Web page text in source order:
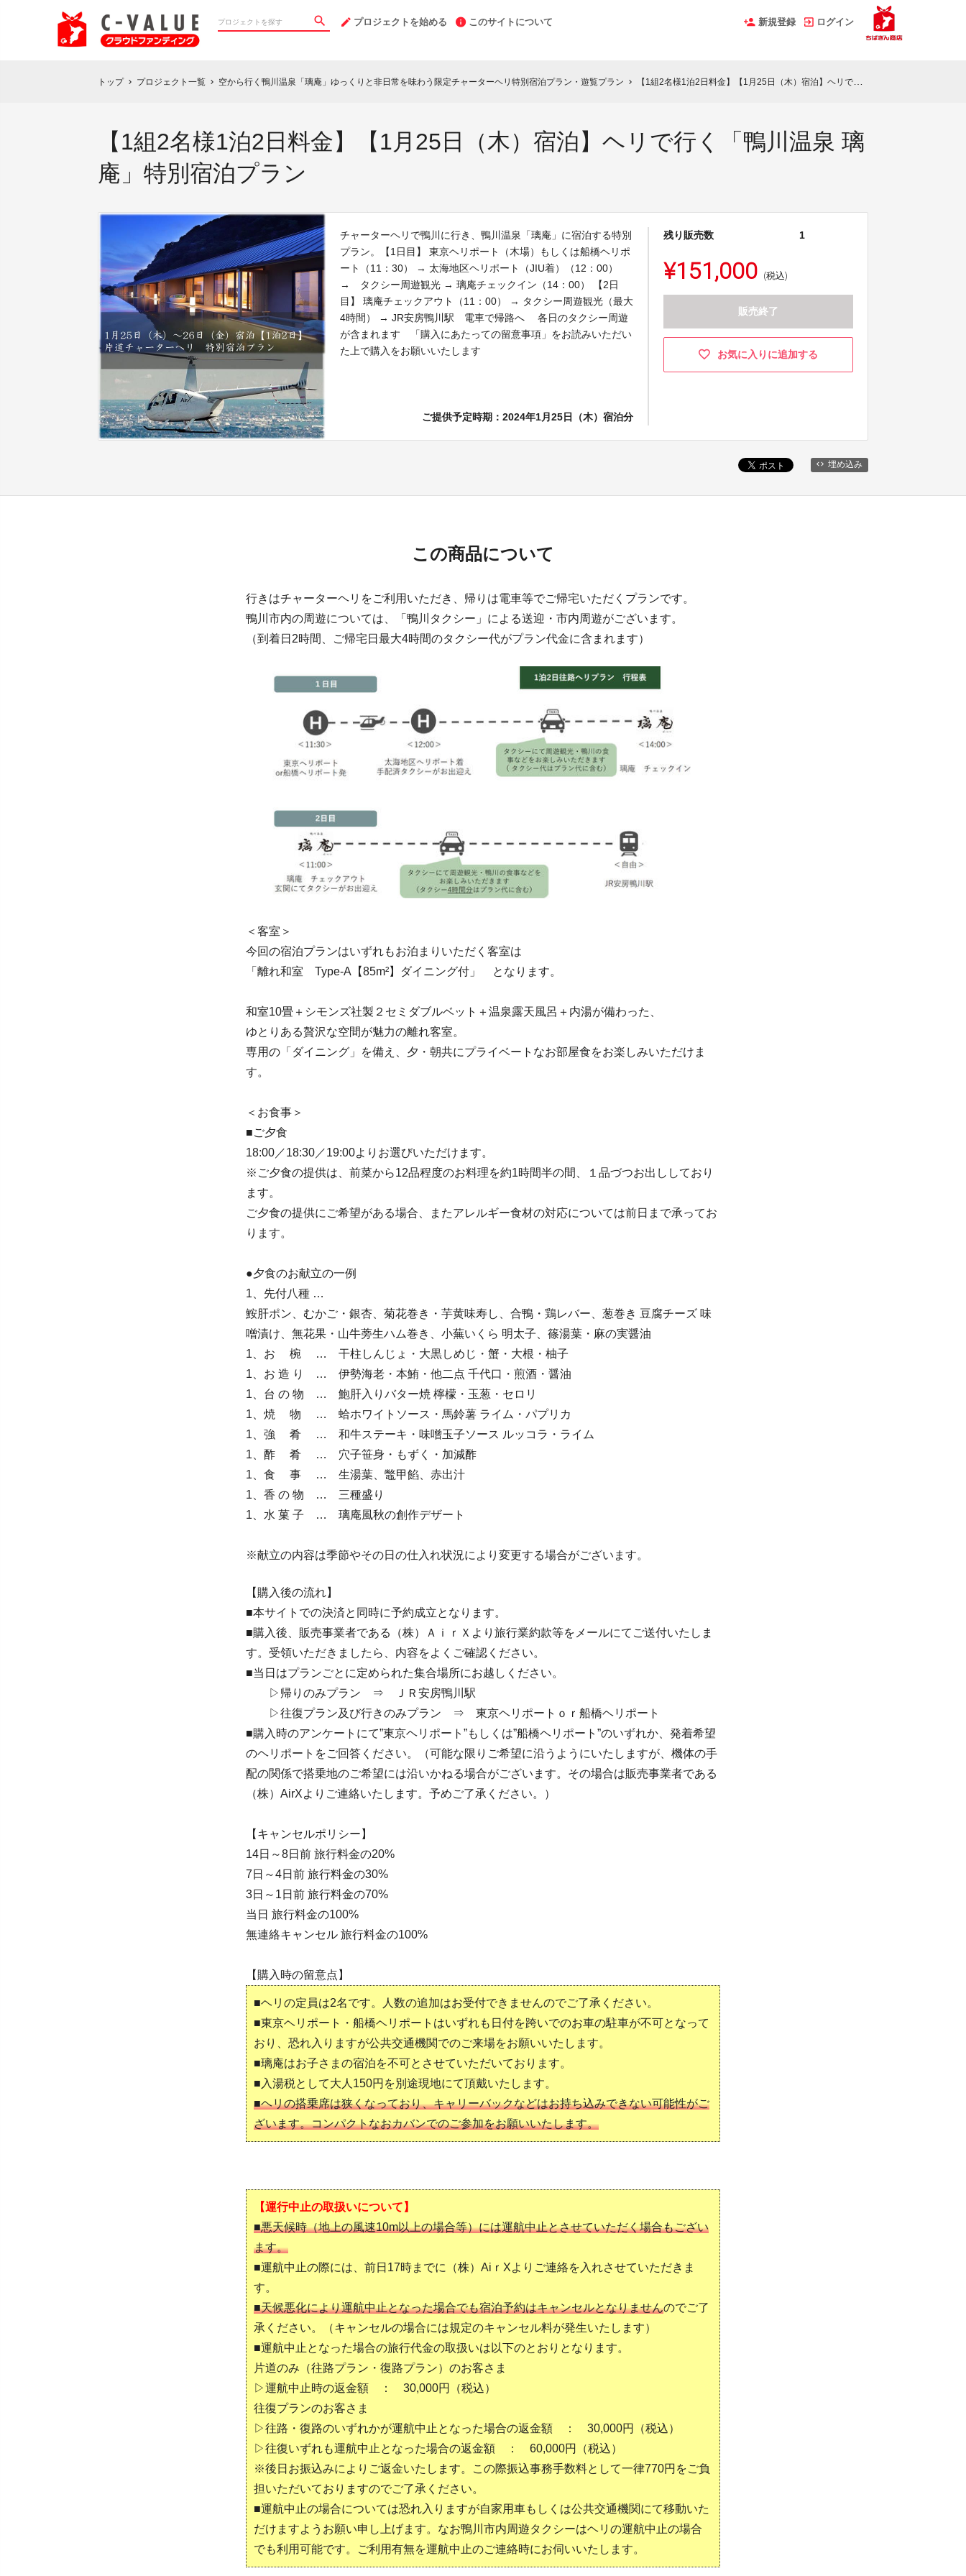
プロジェクトを始める このサイトについて 新規登録 ログイン
トップ chevron_right プロジェクト一覧 chevron_right 空から行く鴨川温泉「璃庵」ゆっくりと非日常を味わう限定チャーターヘリ特別宿泊プラン・遊覧プラン chevron_right 【1組2名様1泊2日料金】【1月25日（木）宿泊】ヘリで行く「鴨川温泉 璃庵」特別宿泊プラン
【1組2名様1泊2日料金】【1月25日（木）宿泊】ヘリで行く「鴨川温泉 璃
庵」特別宿泊プラン
チャーターヘリで鴨川に行き、鴨川温泉「璃庵」に宿泊する特別
プラン。【1日目】 東京ヘリポート（木場）もしくは船橋ヘリポ
ート（11：30） → 太海地区ヘリポート（JIU着）（12：00）
→ タクシー周遊観光 → 璃庵チェックイン（14：00） 【2日
目】 璃庵チェックアウト（11：00） → タクシー周遊観光（最大
4時間） → JR安房鴨川駅 電車で帰路へ 各日のタクシー周遊
が含まれます 「購入にあたっての留意事項」をお読みいただい
た上で購入をお願いいたします
ご提供予定時期：2024年1月25日（木）宿泊分
残り販売数 1
¥151,000 (税込)
販売終了
お気に入りに追加する
埋め込み
この商品について
行きはチャーターヘリをご利用いただき、帰りは電車等でご帰宅いただくプランです。
鴨川市内の周遊については、「鴨川タクシー」による送迎・市内周遊がございます。
（到着日2時間、ご帰宅日最大4時間のタクシー代がプラン代金に含まれます）
＜客室＞
今回の宿泊プランはいずれもお泊まりいただく客室は
「離れ和室 Type-A【85m²】ダイニング付」 となります。
和室10畳＋シモンズ社製２セミダブルベット＋温泉露天風呂＋内湯が備わった、
ゆとりある贅沢な空間が魅力の離れ客室。
専用の「ダイニング」を備え、夕・朝共にプライベートなお部屋食をお楽しみいただけま
す。
＜お食事＞
■ご夕食
18:00／18:30／19:00よりお選びいただけます。
※ご夕食の提供は、前菜から12品程度のお料理を約1時間半の間、１品づつお出ししており
ます。
ご夕食の提供にご希望がある場合、またアレルギー食材の対応については前日まで承ってお
ります。
●夕食のお献立の一例
1、先付八種 …
鮟肝ポン、むかご・銀杏、菊花巻き・芋黄味寿し、合鴨・鶏レバー、葱巻き 豆腐チーズ 味
噌漬け、無花果・山牛蒡生ハム巻き、小蕪いくら 明太子、篠湯葉・麻の実醤油
1、お 椀 … 干柱しんじょ・大黒しめじ・蟹・大根・柚子
1、お 造 り … 伊勢海老・本鮪・他二点 千代口・煎酒・醤油
1、台 の 物 … 鮑肝入りバター焼 檸檬・玉葱・セロリ
1、焼 物 … 蛤ホワイトソース・馬鈴薯 ライム・パプリカ
1、強 肴 … 和牛ステーキ・味噌玉子ソース ルッコラ・ライム
1、酢 肴 … 穴子笹身・もずく・加減酢
1、食 事 … 生湯葉、鼈甲餡、赤出汁
1、香 の 物 … 三種盛り
1、水 菓 子 … 璃庵風秋の創作デザート
※献立の内容は季節やその日の仕入れ状況により変更する場合がございます。
【購入後の流れ】
■本サイトでの決済と同時に予約成立となります。
■購入後、販売事業者である（株）ＡｉｒＸより旅行業約款等をメールにてご送付いたしま
す。受領いただきましたら、内容をよくご確認ください。
■当日はプランごとに定められた集合場所にお越しください。
▷帰りのみプラン ⇒ ＪＲ安房鴨川駅
▷往復プラン及び行きのみプラン ⇒ 東京ヘリポートｏｒ船橋ヘリポート
■購入時のアンケートにて”東京ヘリポート”もしくは”船橋ヘリポート”のいずれか、発着希望
のヘリポートをご回答ください。（可能な限りご希望に沿うようにいたしますが、機体の手
配の関係で搭乗地のご希望には沿いかねる場合がございます。その場合は販売事業者である
（株）AirXよりご連絡いたします。予めご了承ください。）
【キャンセルポリシー】
14日～8日前 旅行料金の20%
7日～4日前 旅行料金の30%
3日～1日前 旅行料金の70%
当日 旅行料金の100%
無連絡キャンセル 旅行料金の100%
【購入時の留意点】
■ヘリの定員は2名です。人数の追加はお受付できませんのでご了承ください。
■東京ヘリポート・船橋ヘリポートはいずれも日付を跨いでのお車の駐車が不可となって
おり、恐れ入りますが公共交通機関でのご来場をお願いいたします。
■璃庵はお子さまの宿泊を不可とさせていただいております。
■入湯税として大人150円を別途現地にて頂戴いたします。
■ヘリの搭乗席は狭くなっており、キャリーバックなどはお持ち込みできない可能性がご
ざいます。コンパクトなおカバンでのご参加をお願いいたします。
【運行中止の取扱いについて】
■悪天候時（地上の風速10m以上の場合等）には運航中止とさせていただく場合もござい
ます。
■運航中止の際には、前日17時までに（株）AiｒXよりご連絡を入れさせていただきま
す。
■天候悪化により運航中止となった場合でも宿泊予約はキャンセルとなりませんのでご了
承ください。（キャンセルの場合には規定のキャンセル料が発生いたします）
■運航中止となった場合の旅行代金の取扱いは以下のとおりとなります。
片道のみ（往路プラン・復路プラン）のお客さま
▷運航中止時の返金額 ： 30,000円（税込）
往復プランのお客さま
▷往路・復路のいずれかが運航中止となった場合の返金額 ： 30,000円（税込）
▷往復いずれも運航中止となった場合の返金額 ： 60,000円（税込）
※後日お振込みによりご返金いたします。この際振込事務手数料として一律770円をご負
担いただいておりますのでご了承ください。
■運航中止の場合については恐れ入りますが自家用車もしくは公共交通機関にて移動いた
だけますようお願い申し上げます。なお鴨川市内周遊タクシーはヘリの運航中止の場合
でも利用可能です。ご利用有無を運航中止のご連絡時にお伺いいたします。